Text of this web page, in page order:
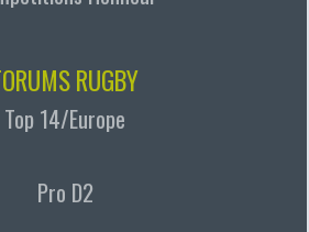
RUGBY
Top 14/Europe
Pro D2